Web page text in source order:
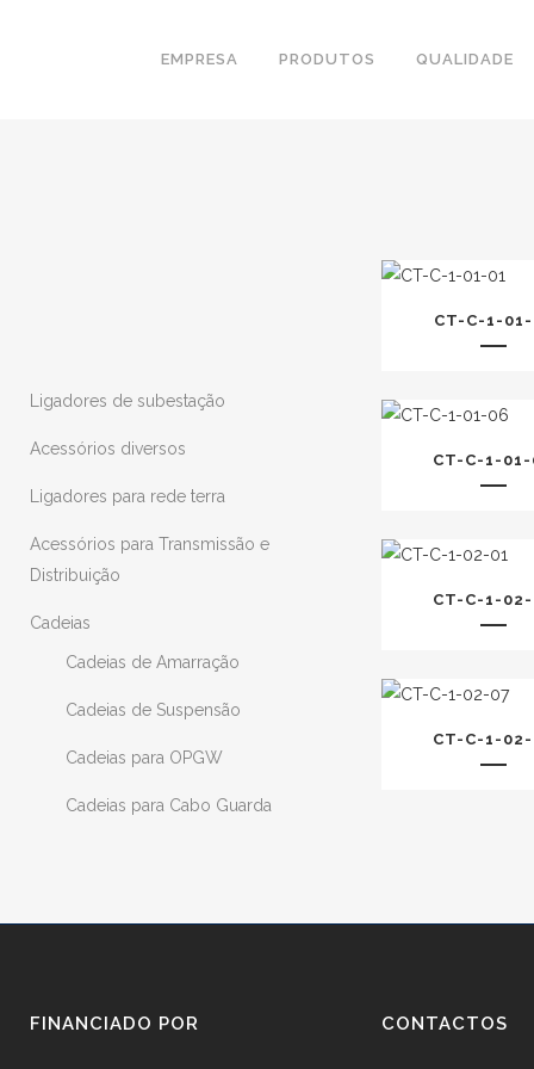
EMPRESA PRODUTOS QUALIDADE
Ligadores de subestação
Acessórios diversos
Ligadores para rede terra
Acessórios para Transmissão e
Distribuição
Cadeias
Cadeias de Amarração
Cadeias de Suspensão
Cadeias para OPGW
Cadeias para Cabo Guarda
CT-C-1-
CT-C-1-
CT-C-1-
CT-C-1-
FINANCIADO POR CONTACTOS